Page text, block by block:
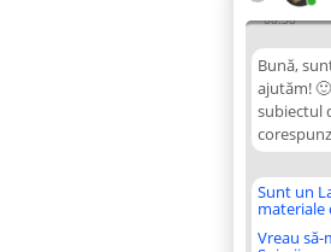
08:38
Bună,
ajutăm!
subiectul
Sunt un
materiale
Vreau